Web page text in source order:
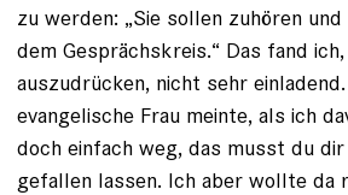
zu werden: „Sie sollen zuhören
dem Gesprächskreis.“ Das fand
auszudrücken, nicht sehr
evangelische Frau meinte, als ich
doch einfach weg, das musst du
gefallen ­lassen. Ich aber wollte da